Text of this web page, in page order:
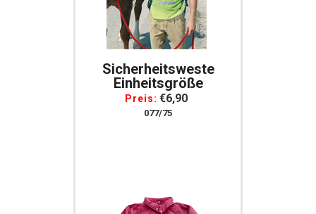
Sicherheitsweste
Einheitsgröße
Preis: €6,90
077/75